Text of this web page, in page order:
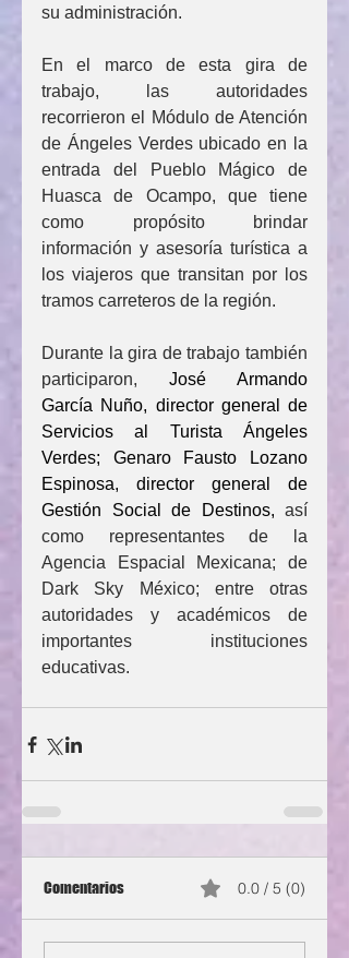
su administración.
En el marco de esta gira de
trabajo, las autoridades
recorrieron el Módulo de Atención
de Ángeles Verdes ubicado en la
entrada del Pueblo Mágico de
Huasca de Ocampo, que tiene
como propósito brindar
información y asesoría turística a
los viajeros que transitan por los
tramos carreteros de la región.
Durante la gira de trabajo también
participaron, José Armando
García Nuño, director general de
Servicios al Turista Ángeles
Verdes; Genaro Fausto Lozano
Espinosa, director general de
Gestión Social de Destinos, así
como representantes de la
Agencia Espacial Mexicana; de
Dark Sky México; entre otras
autoridades y académicos de
importantes instituciones
educativas.
Comentarios 0.0 / 5 (0)